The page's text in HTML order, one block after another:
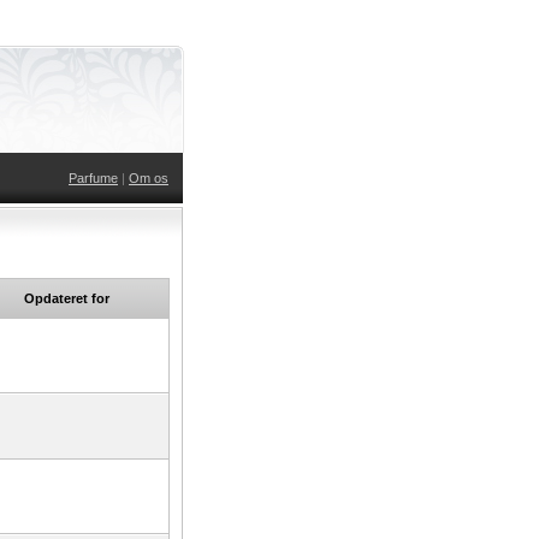
Parfume | Om os
Opdateret for